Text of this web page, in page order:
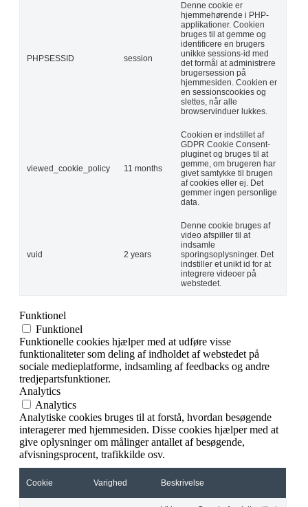
PHPSESSID session
Denne cookie er
hjemmehørende i PHP-
applikationer. Cookien
bruges til at gemme og
identificere en brugers
unikke sessions-id med
det formål at administrere
brugersession på
hjemmesiden. Cookien er
en sessionscookies og
slettes, når alle
browservinduer lukkes.
viewed_cookie_policy 11 months
Cookien er indstillet af
GDPR Cookie Consent-
pluginet og bruges til at
gemme, om brugeren har
givet samtykke til brugen
af cookies eller ej. Det
gemmer ingen personlige
data.
vuid 2 years
Denne cookie bruges af
video afspiller til at
indsamle
sporingsoplysninger. Det
indstiller et unikt id for at
integrere videoer på
webstedet.
Funktionel
Funktionel
Funktionelle cookies hjælper med at udføre visse
funktionaliteter som deling af indholdet af webstedet på
sociale medieplatforme, indsamling af feedbacks og andre
tredjepartsfunktioner.
Analytics
Analytics
Analytiske cookies bruges til at forstå, hvordan besøgende
interagerer med hjemmesiden. Disse cookies hjælper med at
give oplysninger om målinger antallet af besøgende,
afvisningsprocent, trafikkilde osv.
Cookie Varighed Beskrivelse